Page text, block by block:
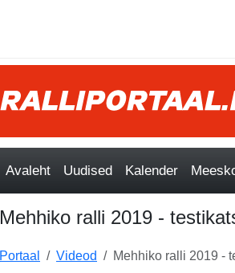
Avaleht Uudised Kalender
Mehhiko ralli 2019 -
Portaal Videod Mehhiko ralli 2019 -